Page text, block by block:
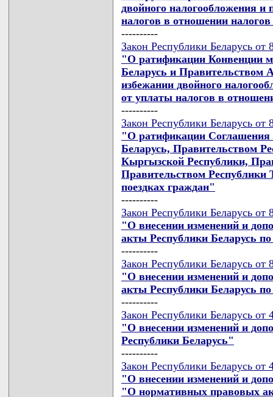
двойного налогообложения
налогов в отношении
----------
Закон Республики Беларусь от
"О ратификации Конвенции
Беларусь и Правительством
избежании двойного
от уплаты налогов в
----------
Закон Республики Беларусь от
"О ратификации Соглашения
Беларусь, Правительством
Кыргызской Республики,
Правительством Республики
поездках граждан"
----------
Закон Республики Беларусь от
"О внесении изменений и
акты Республики Беларусь
----------
Закон Республики Беларусь от
"О внесении изменений и
акты Республики Беларусь
----------
Закон Республики Беларусь от
"О внесении изменений и
Республики Беларусь"
----------
Закон Республики Беларусь от
"О внесении изменений и
"О нормативных правовых